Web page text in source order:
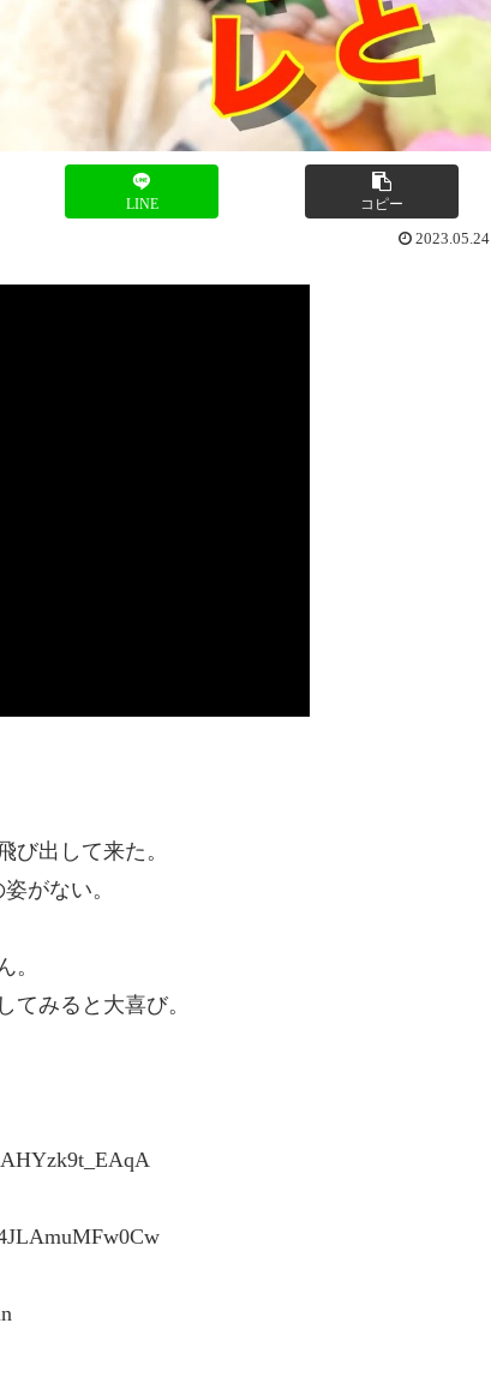
LINE コピー
2023.05.24
び出して来た。
がない。
。
てみると大喜び。